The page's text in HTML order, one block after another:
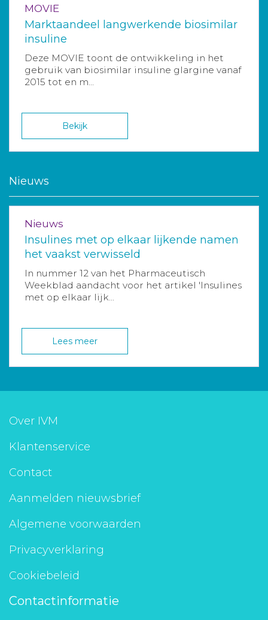
MOVIE
Marktaandeel langwerkende biosimilar
insuline
Deze MOVIE toont de ontwikkeling in het
gebruik van biosimilar insuline glargine vanaf
2015 tot en m...
Bekijk
Nieuws
Nieuws
Insulines met op elkaar lijkende namen
het vaakst verwisseld
In nummer 12 van het Pharmaceutisch
Weekblad aandacht voor het artikel 'Insulines
met op elkaar lijk...
Lees meer
Over IVM
Klantenservice
Contact
Aanmelden nieuwsbrief
Algemene voorwaarden
Privacyverklaring
Cookiebeleid
Contactinformatie